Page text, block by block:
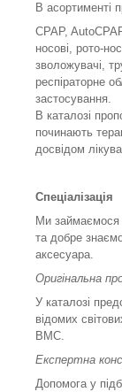
В асортименті
CPAP,
носові, рото-
зволожувачі,
респіраторне
застосування.
В каталозі
починають
досвідом
Спеціалізація
Ми займаємося
та добре
аксесуара.
Оригінальна
У каталозі
відомих
BMC.
Експертна
Допомога у